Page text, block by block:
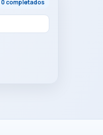
0 completados